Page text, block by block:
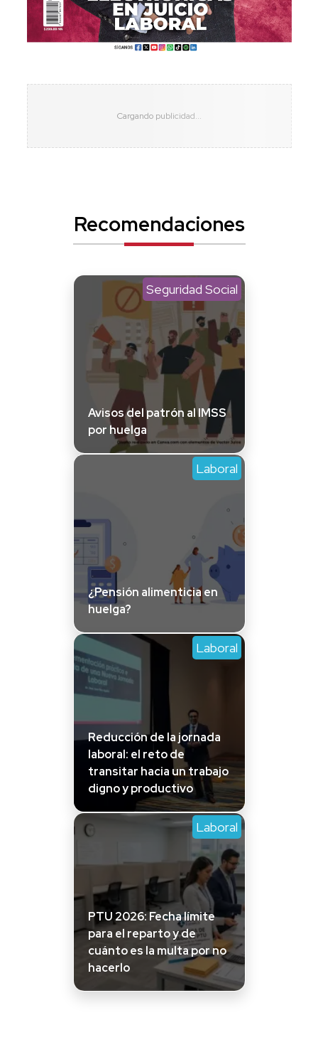
Recomendaciones
Seguridad Social
Avisos del patrón al IMSS
por huelga
Laboral
¿Pensión alimenticia en
huelga?
Laboral
Reducción de la jornada
laboral: el reto de
transitar hacia un trabajo
digno y productivo
Laboral
PTU 2026: Fecha límite
para el reparto y de
cuánto es la multa por no
hacerlo